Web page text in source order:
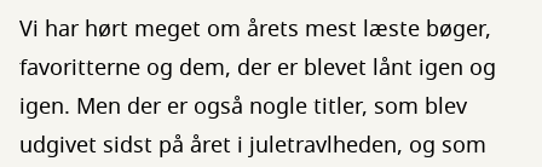
Vi har hørt meget om årets mest læste bøger,
favoritterne og dem, der er blevet lånt igen og
igen. Men der er også nogle titler, som blev
udgivet sidst på året i juletravlheden, og som